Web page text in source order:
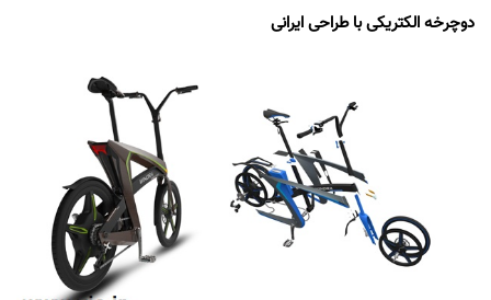
دوچرخه الکتریکی با طراحی ایرانی